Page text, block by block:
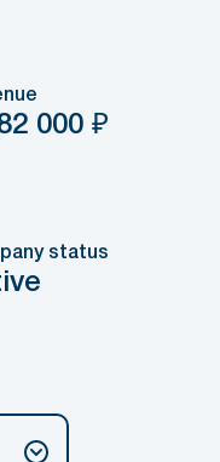
000 ₽
status